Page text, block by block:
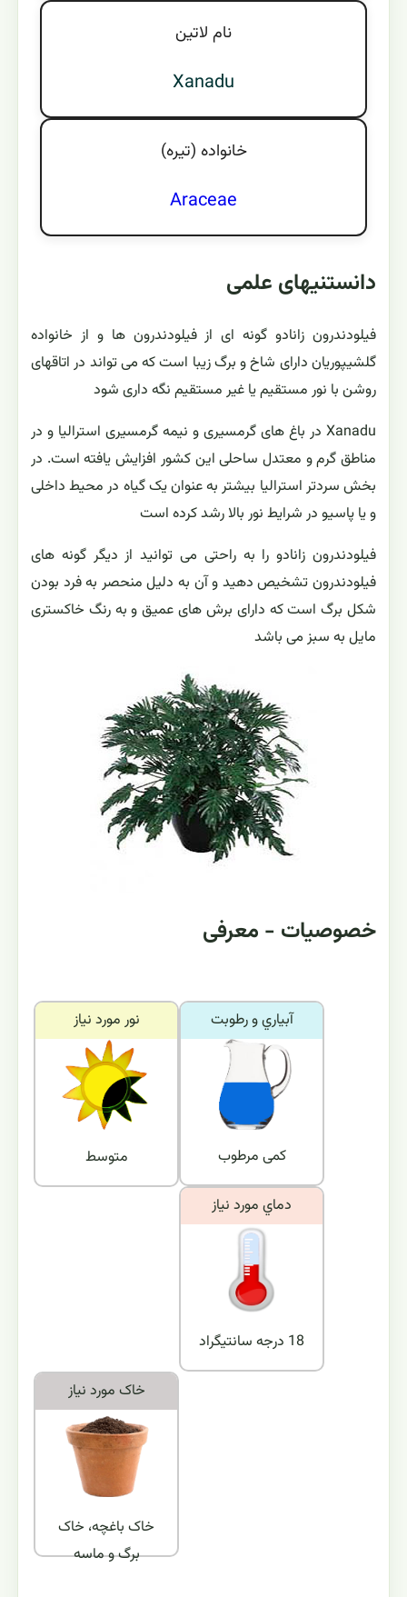
نام لاتين
Xanadu
خانواده (تيره)
Araceae
دانستنیهای علمی
فیلودندرون زانادو گونه ای از فیلودندرون ها و از خانواده
گلشیپوریان دارای شاخ و برگ زیبا است که می تواند در اتاقهای
روشن با نور مستقیم یا غیر مستقیم نگه داری شود
Xanadu در باغ های گرمسیری و نیمه گرمسیری استرالیا و در
مناطق گرم و معتدل ساحلی این کشور افزایش یافته است. در
بخش سردتر استرالیا بیشتر به عنوان یک گیاه در محیط داخلی
و یا پاسیو در شرایط نور بالا رشد کرده است
فیلودندرون زانادو را به راحتی می توانید از دیگر گونه های
فیلودندرون تشخیص دهید و آن به دلیل منحصر به فرد بودن
شکل برگ است که دارای برش های عمیق و به رنگ خاکستری
مایل به سبز می باشد
خصوصیات - معرفی
نور مورد نياز
متوسط
آبياري و رطوبت
کمی مرطوب
دماي مورد نياز
18 درجه سانتیگراد
خاک مورد نياز
خاک باغچه، خاک
برگ و ماسه